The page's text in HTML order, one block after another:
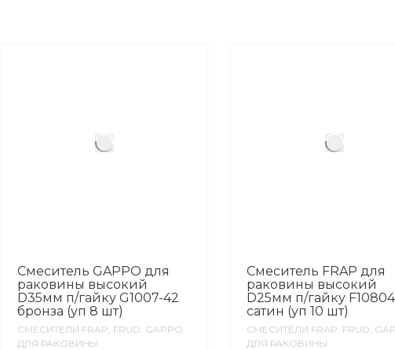
Смеситель GAPPO для
раковины высокий
D35мм п/гайку G1007-42
бронза (уп 8 шт)
СМЕСИТЕЛИ FRAP, FRUD, GAPPO
ДЛЯ РАКОВИНЫ
Смеситель FRAP для
раковины высокий
D25мм п/гайку
сатин (уп 10 шт)
СМЕСИТЕЛИ FRAP, FRUD,
ДЛЯ РАКОВИНЫ